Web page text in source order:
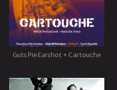
Guts Pie Earshot + Cartouche